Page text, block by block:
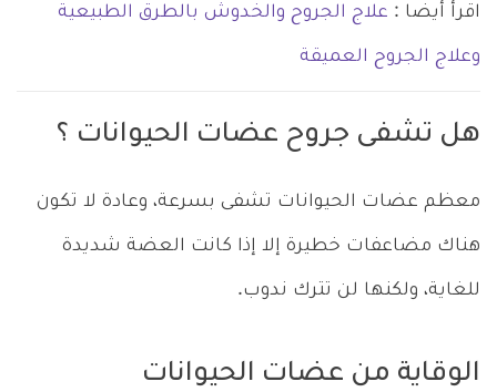
اقرأ أيضا : علاج الجروح والخدوش بالطرق الطبيعية
وعلاج الجروح العميقة
هل تشفى جروح عضات الحيوانات ؟
معظم عضات الحيوانات تشفى بسرعة، وعادة لا تكون
هناك مضاعفات خطيرة إلا إذا كانت العضة شديدة
للغاية، ولكنها لن تترك ندوب.
الوقاية من عضات الحيوانات